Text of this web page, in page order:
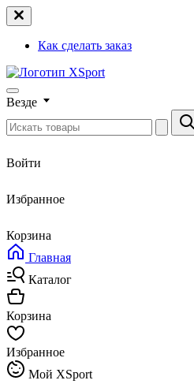
Как сделать заказ
Везде
Войти
Избранное
Корзина
Главная
Каталог
Корзина
Избранное
Мой XSport